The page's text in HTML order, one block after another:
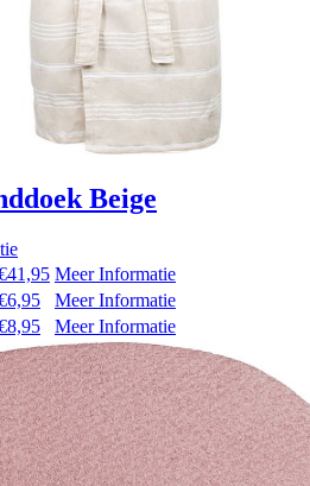
Beige
Meer Informatie
Meer Informatie
Meer Informatie